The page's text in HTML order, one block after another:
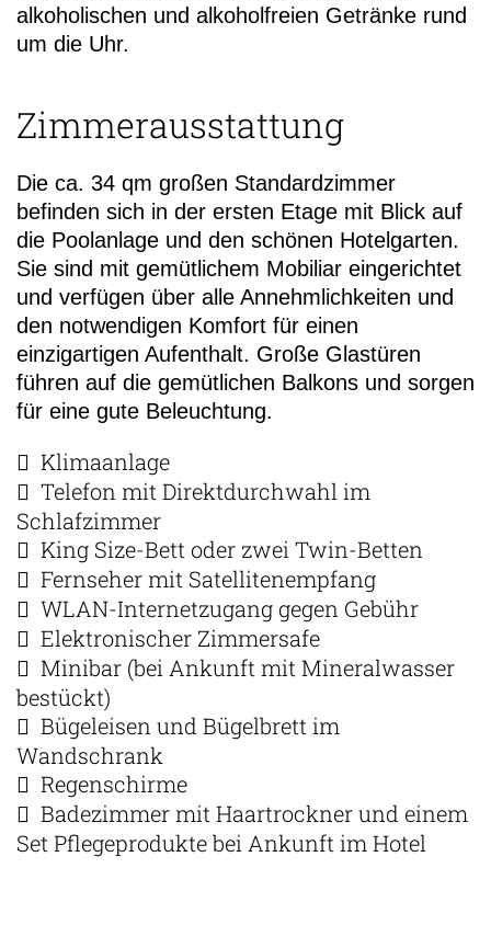
alkoholischen und alkoholfreien Getränke rund
um die Uhr.
Zimmerausstattung
Die ca. 34 qm großen Standardzimmer
befinden sich in der ersten Etage mit Blick auf
die Poolanlage und den schönen Hotelgarten.
Sie sind mit gemütlichem Mobiliar eingerichtet
und verfügen über alle Annehmlichkeiten und
den notwendigen Komfort für einen
einzigartigen Aufenthalt. Große Glastüren
führen auf die gemütlichen Balkons und sorgen
für eine gute Beleuchtung.
Klimaanlage
Telefon mit Direktdurchwahl im
Schlafzimmer
King Size-Bett oder zwei Twin-Betten
Fernseher mit Satellitenempfang
WLAN-Internetzugang gegen Gebühr
Elektronischer Zimmersafe
Minibar (bei Ankunft mit Mineralwasser
bestückt)
Bügeleisen und Bügelbrett im
Wandschrank
Regenschirme
Badezimmer mit Haartrockner und einem
Set Pflegeprodukte bei Ankunft im Hotel